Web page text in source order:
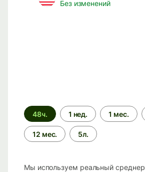
Без изменений
Период
времени
48ч. 1 нед. 1 мес.
12 мес. 5л.
Мы используем реальный